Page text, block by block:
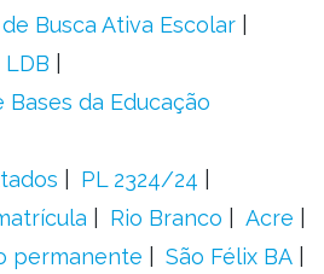
Busca Ativa Escolar
LDB
da Educação
PL 2324/24
Rio Branco
Acre
permanente
São Félix BA